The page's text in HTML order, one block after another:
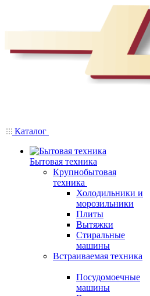
Каталог
Бытовая техника
Крупнобытовая
техника
Холодильники и
морозильники
Плиты
Вытяжки
Стиральные
машины
Встраиваемая техника
Посудомоечные
машины